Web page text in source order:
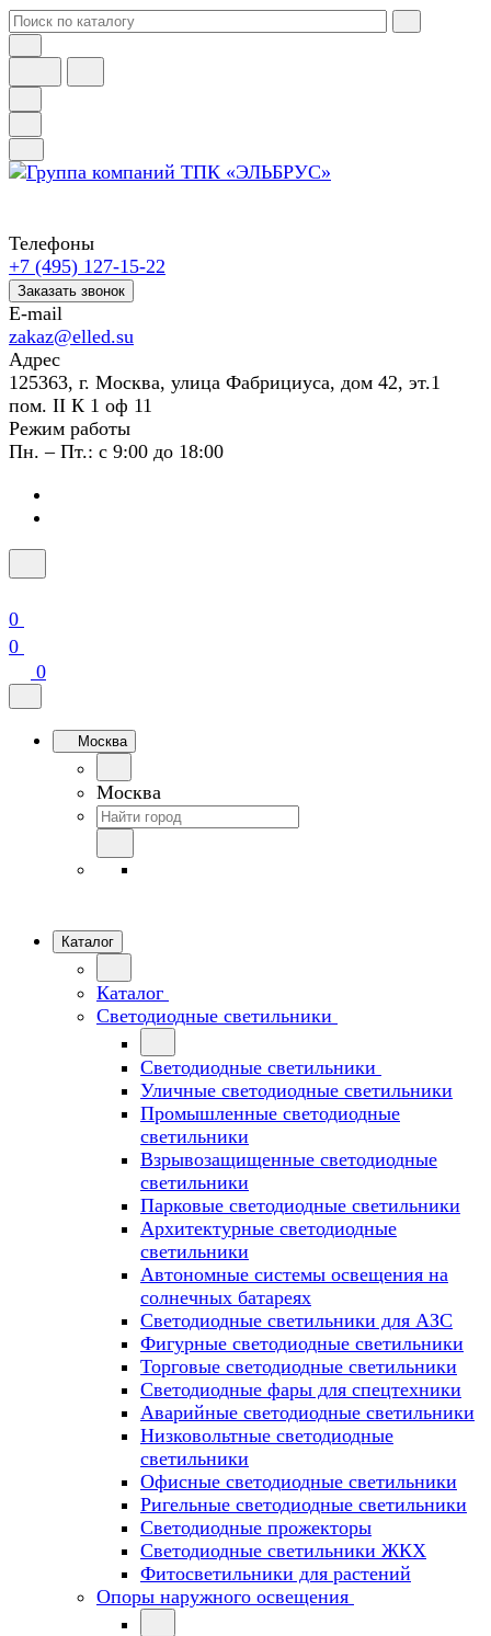
Телефоны
+7 (495) 127-15-22
Заказать звонок
E-mail
zakaz@elled.su
Адрес
125363, г. Москва, улица Фабрициуса, дом 42, эт.1
пом. II К 1 оф 11
Режим работы
Пн. – Пт.: с 9:00 до 18:00
0
0
0
Москва
Москва
Каталог
Каталог
Светодиодные светильники
Светодиодные светильники
Уличные светодиодные светильники
Промышленные светодиодные
светильники
Взрывозащищенные светодиодные
светильники
Парковые светодиодные светильники
Архитектурные светодиодные
светильники
Автономные системы освещения на
солнечных батареях
Светодиодные светильники для АЗС
Фигурные светодиодные светильники
Торговые светодиодные светильники
Cветодиодные фары для спецтехники
Аварийные светодиодные светильники
Низковольтные светодиодные
светильники
Офисные светодиодные светильники
Ригельные светодиодные светильники
Светодиодные прожекторы
Светодиодные светильники ЖКХ
Фитосветильники для растений
Опоры наружного освещения